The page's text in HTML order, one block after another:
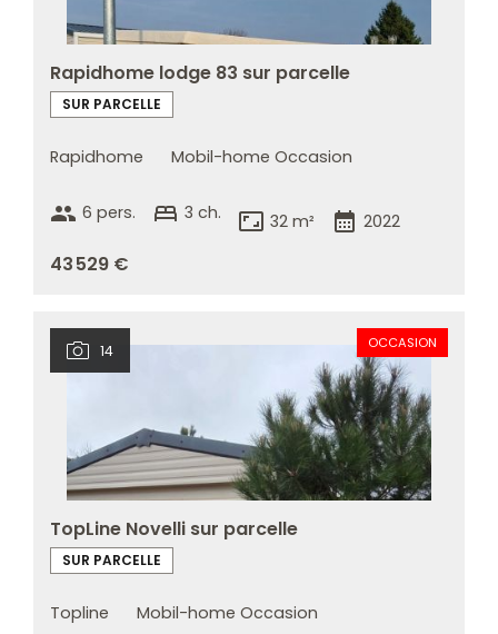
Rapidhome lodge 83 sur parcelle
SUR PARCELLE
Rapidhome Mobil-home Occasion
group 6 pers. bed 3 ch. aspect_ratio 32 m² calendar_month 2022
43 529 €
14 OCCASION
TopLine Novelli sur parcelle
SUR PARCELLE
Topline Mobil-home Occasion